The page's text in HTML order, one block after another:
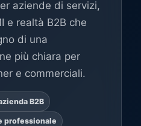
aziende di servizi,
e realtà B2B che
di una
più chiara per
e commerciali.
B2B
professionale